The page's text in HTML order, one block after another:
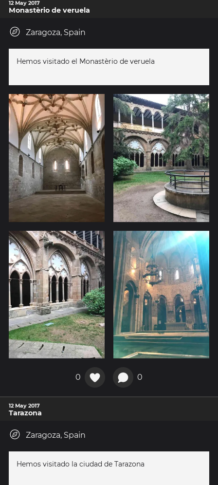
12 May 2017
Monastèrio de veruela
Zaragoza, Spain
Hemos visitado el Monastèrio de veruela
0 0
12 May 2017
Tarazona
Zaragoza, Spain
Hemos visitado la ciudad de Tarazona